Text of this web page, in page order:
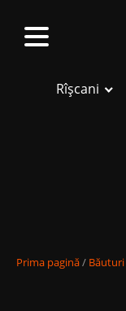
Rîșcani
Prima pagină/ Băuturi